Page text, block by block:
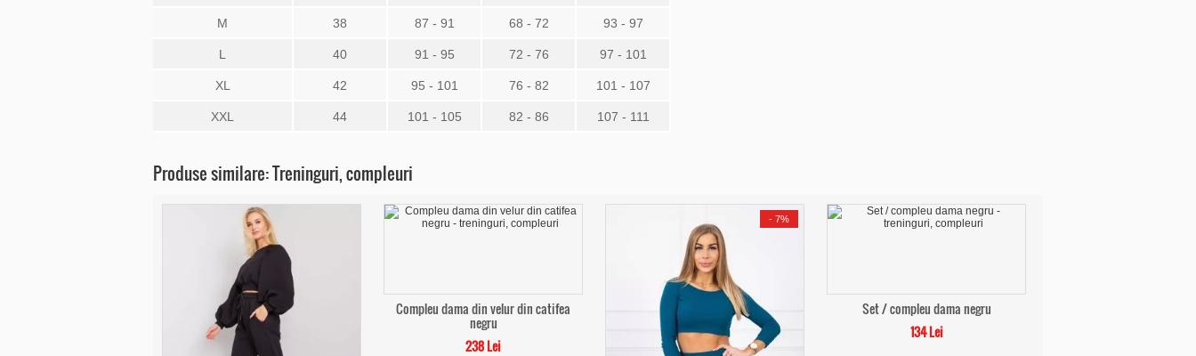
M 38 87 - 91 68 - 72 93 - 97
L 40 91 - 95 72 - 76 97 - 101
XL 42 95 - 101 76 - 82 101 - 107
XXL 44 101 - 105 82 - 86 107 - 111
Produse similare: Treninguri, compleuri
Compleu dama din velur din catifea
negru
238 Lei
- 7%
Set / compleu dama negru
134 Lei